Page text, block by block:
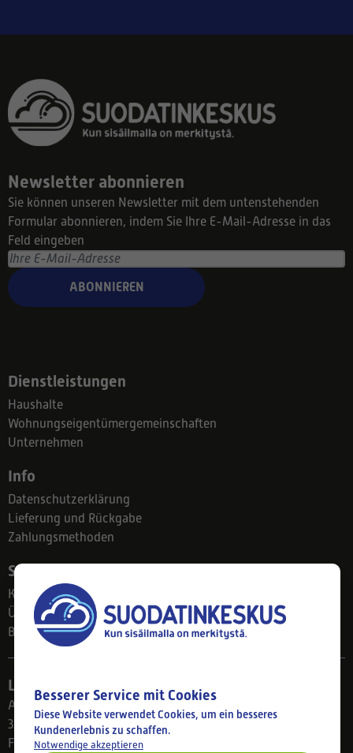
Newsletter abonnieren
Sie können unseren Newsletter mit dem untenstehenden
Formular abonnieren, indem Sie Ihre E-Mail-Adresse in das
Feld eingeben
ABONNIEREN
Dienstleistungen
Haushalte
Wohnungseigentümergemeinschaften
Unternehmen
Info
Datenschutzerklärung
Lieferung und Rückgabe
Zahlungsmethoden
Suodatinkeskus
Kontakt
Über uns
Blog
Ladengeschäft
Ahlmanintie 61
33800 Tampere
Finnland
Besserer Service mit Cookies
Diese Website verwendet Cookies, um ein besseres
Kundenerlebnis zu schaffen.
Notwendige akzeptieren